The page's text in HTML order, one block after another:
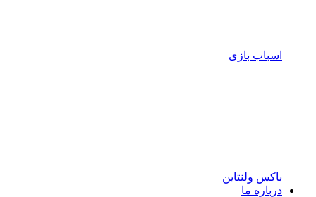
اسباب بازی
باکس ولنتاین
درباره ما